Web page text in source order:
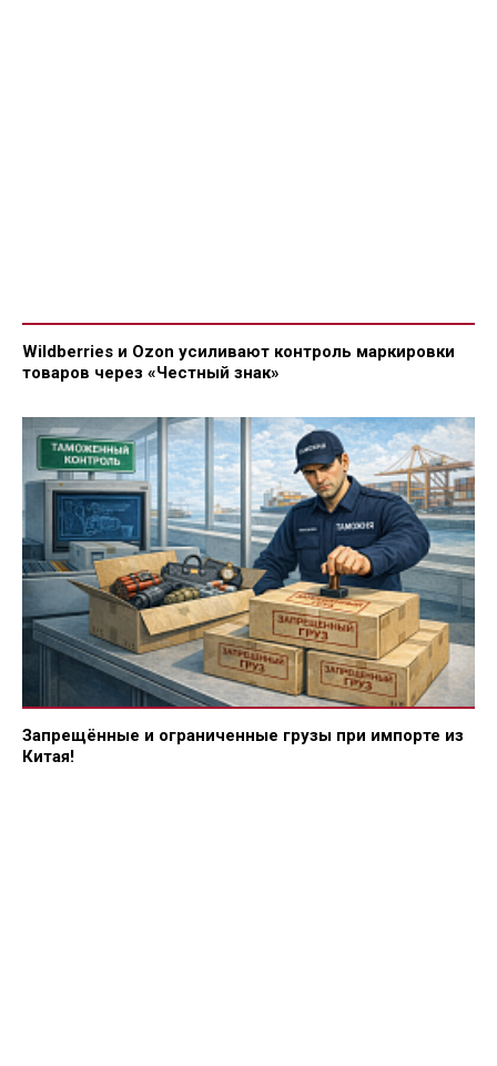
Wildberries и Ozon усиливают контроль маркировки
товаров через «Честный знак»
Запрещённые и ограниченные грузы при импорте из
Китая!